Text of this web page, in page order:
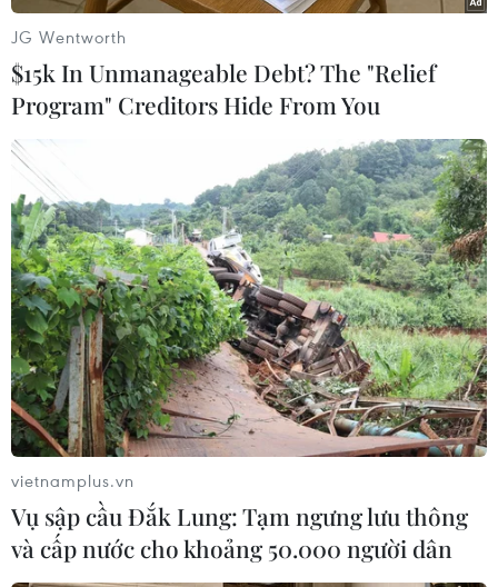
Thực hiện chỉ đạo của Thủ tướng Chính phủ Phạm Minh Chính,
Đài Truyền hình Việt Nam tổ chức đại nhạc hội "V Fest-Vietnam
Today" vào tối 20/9 như một điểm nhấn rực rỡ, khép lại chuỗi
sự kiện nghệ thuật hoành tráng trong những ngày tháng Chín
đầy ý nghĩa. Sân khấu với sức chứa 22.000 khán giả được thiết
kế theo ý tưởng “thành phố trẻ trung, năng động” đúng với chủ
đề Việt Nam hôm nay. (Ảnh: CTV/Vietnam+)
JG Wentworth
$15k In Unmanageable Debt? The "Relief
Program" Creditors Hide From You
vietnamplus.vn
Vụ sập cầu Đắk Lung: Tạm ngưng lưu thông
và cấp nước cho khoảng 50.000 người dân